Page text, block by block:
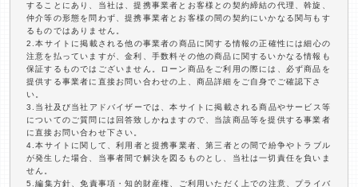
することにあり、当社は、提携事業者とお客様との契約締結の代理、斡旋、
仲介等の形態を問わず、提携事業者とお客様の間の契約にいかなる関与もす
るものではありません。
2.本サイトに掲載される他の事業者の商品に関する情報の正確性には細心の
注意を払っていますが、金利、手数料その他の商品に関するいかなる情報も
保証するものではございません。ローン商品をご利用の際には、必ず商品を
提供する事業者に直接お問い合わせの上、商品詳細をご自身でご確認下さ
い。
3.当社及び当社アドバイザーでは、本サイトに掲載される商品やサービス等
についてのご質問には回答致しかねますので、当該商品等を提供する事業者
に直接お問い合わせ下さい。
4.本サイトに関して、利用者と提携事業者、第三者との間で紛争やトラブル
が発生した場合、当事者間で解決を図るものとし、当社は一切責任を負いま
せん。
5.編集方針、免責事項・知的財産権、ご利用いただく上での注意、プライバ